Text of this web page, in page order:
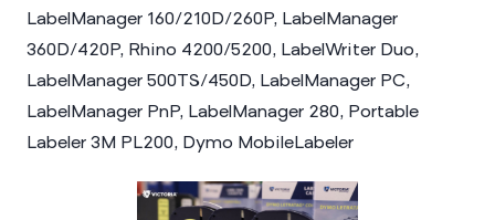
LabelManager 160/210D/260P, LabelManager
360D/420P, Rhino 4200/5200, LabelWriter Duo,
LabelManager 500TS/450D, LabelManager PC,
LabelManager PnP, LabelManager 280, Portable
Labeler 3M PL200, Dymo MobileLabeler